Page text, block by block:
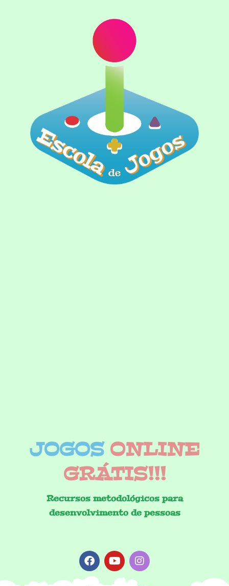
JOGOS ONLINE
GRÁTIS!!!
Recursos metodológicos para
desenvolvimento de pessoas